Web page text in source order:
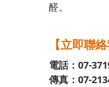
醛。
【立即聯
電話：07-
傳真：07-